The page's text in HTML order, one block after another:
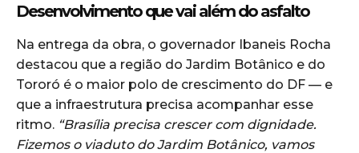
Desenvolvimento que vai além do asfalto
Na entrega da obra, o governador Ibaneis Rocha
destacou que a região do Jardim Botânico e do
Tororó é o maior polo de crescimento do DF — e
que a infraestrutura precisa acompanhar esse
ritmo. “Brasília precisa crescer com dignidade.
Fizemos o viaduto do Jardim Botânico, vamos